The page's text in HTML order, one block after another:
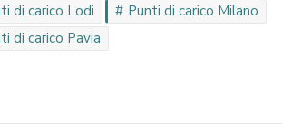
di carico Lodi
Punti di carico Milano
di carico Pavia